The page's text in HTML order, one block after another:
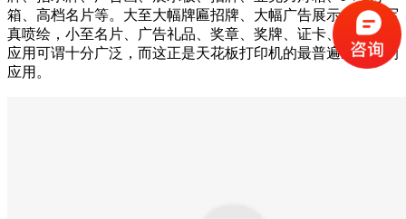
箱、高档名片等。大至大幅牌匾招牌、大幅广告展示、户外写
真喷绘，小至名片、广告礼品、奖章、奖牌、证卡、胸牌等，
应用可谓十分广泛，而这正是天花板打印机的最普遍最广泛的
应用。